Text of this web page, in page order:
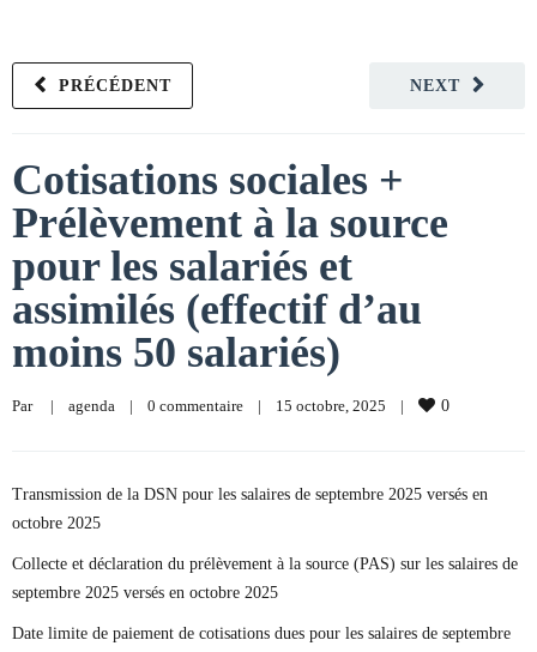
NEXT
PRÉCÉDENT
Cotisations sociales +
Prélèvement à la source
pour les salariés et
assimilés (effectif d’au
moins 50 salariés)
Par | agenda | 0 commentaire | 15 octobre, 2025 | 0
Transmission de la DSN pour les salaires de septembre 2025 versés en
octobre 2025
Collecte et déclaration du prélèvement à la source (PAS) sur les salaires de
septembre 2025 versés en octobre 2025
Date limite de paiement de cotisations dues pour les salaires de septembre